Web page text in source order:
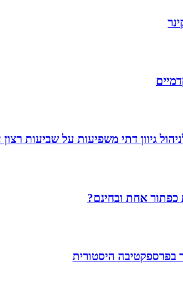
גיוון דתי משפיעות על שביעות
אחת ובחינם?